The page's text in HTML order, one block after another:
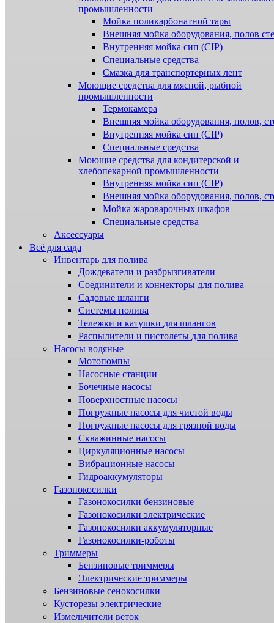
промышленности
Мойка поликарбонатной тары
Внешняя мойка оборудования, полов
Внутренняя мойка сип (CIP)
Специальные средства
Смазка для транспортерных лент
Моющие средства для мясной, рыбной
промышленности
Термокамера
Внешняя мойка оборудования, полов,
Внутренняя мойка сип (CIP)
Специальные средства
Моющие средства для кондитерской и
хлебопекарной промышленности
Внутренняя мойка сип (CIP)
Внешняя мойка оборудования, полов,
Мойка жароварочных шкафов
Специальные средства
Аксессуары
Всё для сада
Инвентарь для полива
Дождеватели и разбрызгиватели
Соединители и коннекторы для полива
Садовые шланги
Системы полива
Тележки и катушки для шлангов
Распылители и пистолеты для полива
Насосы водяные
Мотопомпы
Насосные станции
Бочечные насосы
Поверхностные насосы
Погружные насосы для чистой воды
Погружные насосы для грязной воды
Скважинные насосы
Циркуляционные насосы
Вибрационные насосы
Гидроаккумуляторы
Газонокосилки
Газонокосилки бензиновые
Газонокосилки электрические
Газонокосилки аккумуляторные
Газонокосилки-роботы
Триммеры
Бензиновые триммеры
Электрические триммеры
Бензиновые сенокосилки
Кусторезы электрические
Измельчители веток